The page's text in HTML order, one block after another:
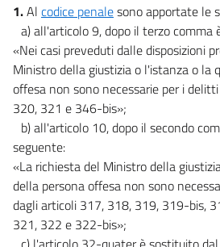
1.Al codice penalesono apportate le
a) all'articolo 9, dopo il terzo comma
«Nei casi preveduti dalle disposizioni
Ministro della giustizia o l'istanza o la
offesa non sono necessarie per i
320, 321 e 346-bis»;
b) all'articolo 10, dopo il secondo
seguente:
«La richiesta del Ministro della
della persona offesa non sono
dagli articoli 317, 318, 319, 319-bis,
321, 322 e 322-bis»;